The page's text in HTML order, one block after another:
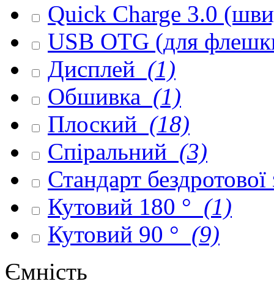
Quick Charge 3.0
USB OTG (для
Дисплей (1)
Обшивка (1)
Плоский (18)
Спіральний (3)
Стандарт
Кутовий 180 ° (1)
Кутовий 90 ° (9)
Ємність